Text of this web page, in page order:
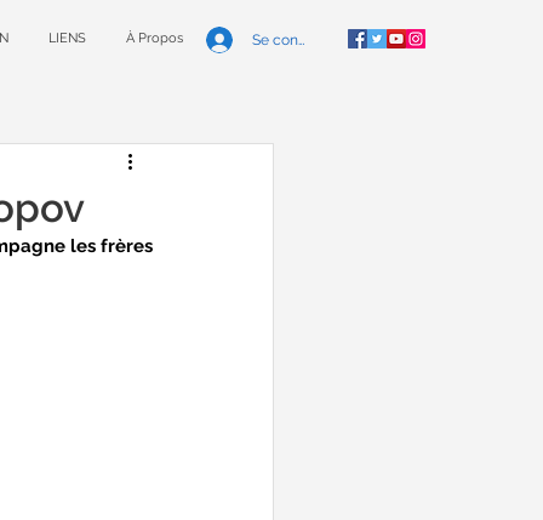
LIENS À Propos Se connecter
les frères